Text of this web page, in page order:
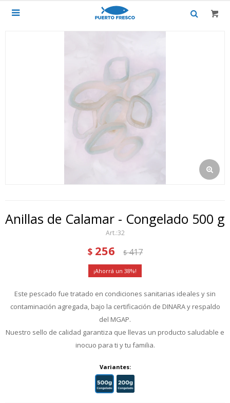

Anillas de Calamar - Congelado 500 g
32
$ 256 $417
38
Este pescado fue tratado en condiciones sanitarias ideales y sin
contaminación agregada, bajo la certificación de DINARA y respaldo
del MGAP.
Nuestro sello de calidad garantiza que llevas un producto saludable e
inocuo para ti y tu familia.
Variantes: